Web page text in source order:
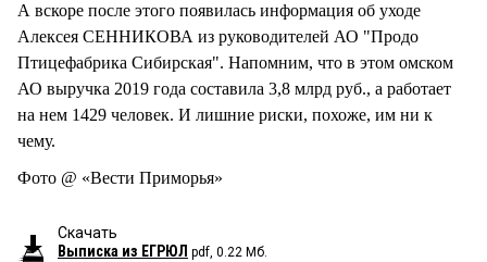
А вскоре после этого появилась информация об уходе
Алексея СЕННИКОВА из руководителей АО "Продо
Птицефабрика Сибирская". Напомним, что в этом омском
АО выручка 2019 года составила 3,8 млрд руб., а работает
на нем 1429 человек. И лишние риски, похоже, им ни к
чему.
Фото @ «Вести Приморья»
Скачать
Выписка из ЕГРЮЛ pdf, 0.22 Мб.